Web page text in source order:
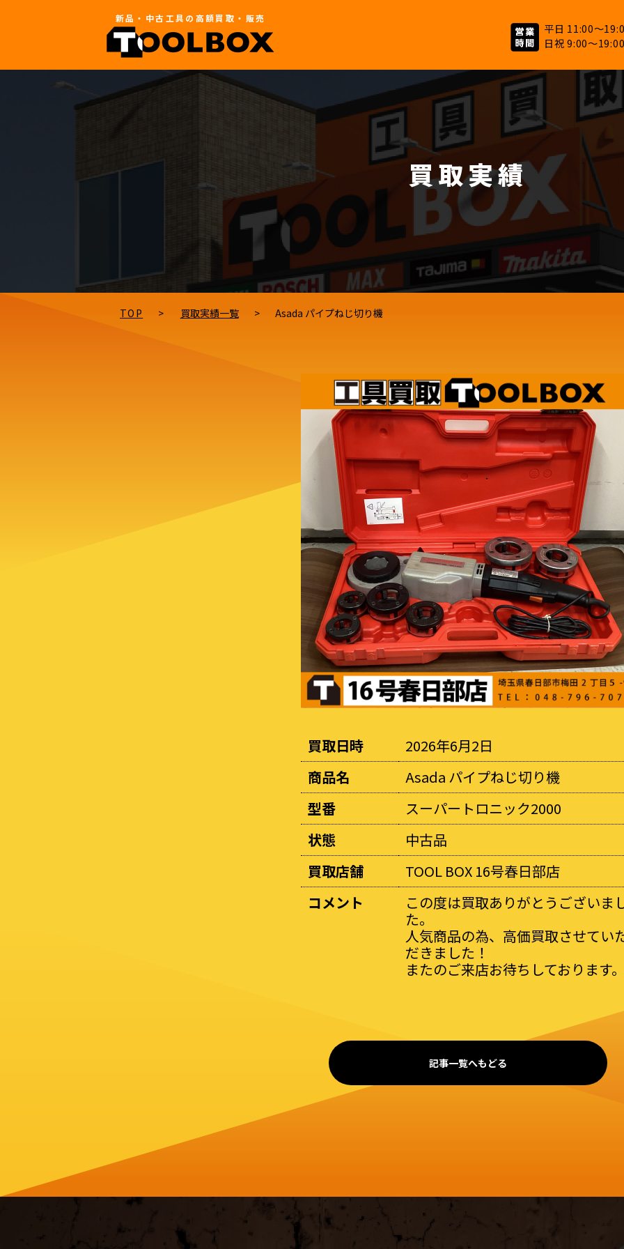
新品・中古工具の高額買取・販売
平日 11:00～
日祝 9:00～
買取実績
TOP > 買取実績一覧 > Asada パイプねじ切り機
買取日時
2026年6月2日
商品名
Asada パイプねじ切り機
型番
スーパートロニック2000
状態
中古品
買取店舗
TOOL BOX 16号春日部店
コメント
この度は買取ありがとうございま
た。
人気商品の為、高価買取させてい
だきました！
またのご来店お待ちしております
記事一覧へもどる